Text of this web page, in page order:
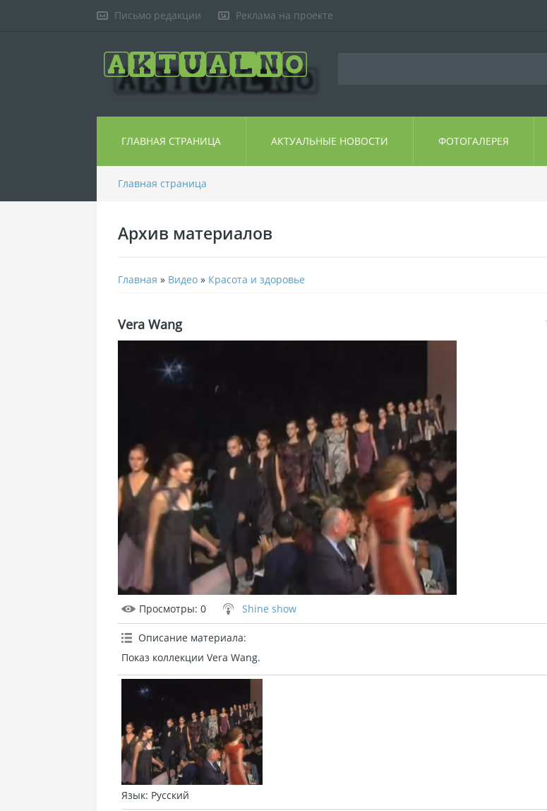
Письмо редакции Реклама на проекте
ГЛАВНАЯ СТРАНИЦА АКТУАЛЬНЫЕ НОВОСТИ ФОТОГАЛЕРЕЯ
Главная страница
Архив материалов
Главная » Видео » Красота и здоровье
Vera Wang
Просмотры: 0 Shine show
Описание материала:
Показ коллекции Vera Wang.
Язык: Русский